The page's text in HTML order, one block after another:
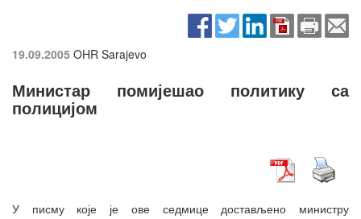
19.09.2005 OHR Sarajevo
Министар помијешао политику са
полицијом
У писму које је ове седмице достављено министру